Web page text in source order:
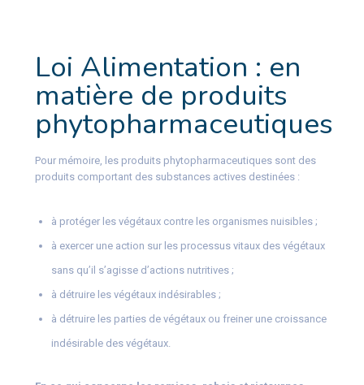
Loi Alimentation : en
matière de produits
phytopharmaceutiques
Pour mémoire, les produits phytopharmaceutiques sont des
produits comportant des substances actives destinées :
à protéger les végétaux contre les organismes nuisibles ;
à exercer une action sur les processus vitaux des végétaux
sans qu’il s’agisse d’actions nutritives ;
à détruire les végétaux indésirables ;
à détruire les parties de végétaux ou freiner une croissance
indésirable des végétaux.